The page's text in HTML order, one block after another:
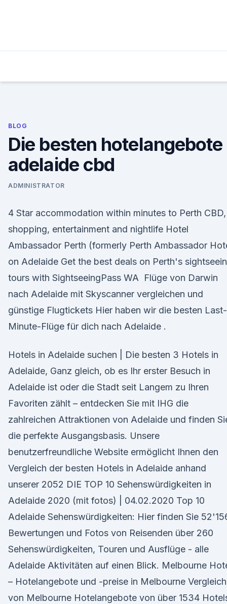
BLOG
Die besten hotelangebote
adelaide cbd
ADMINISTRATOR
4 Star accommodation within minutes to Perth CBD,
shopping, entertainment and nightlife Hotel
Ambassador Perth (formerly Perth Ambassador
on Adelaide Get the best deals on Perth's
tours with SightseeingPass WA Flüge von Darwin
nach Adelaide mit Skyscanner vergleichen und
günstige Flugtickets Hier haben wir die besten Last-
Minute-Flüge für dich nach Adelaide .
Hotels in Adelaide suchen | Die besten 3 Hotels in
Adelaide, Ganz gleich, ob es Ihr erster Besuch in
Adelaide ist oder die Stadt seit Langem zu Ihren
Favoriten zählt – entdecken Sie mit IHG die
zahlreichen Attraktionen von Adelaide und finden
die perfekte Ausgangsbasis. Unsere
benutzerfreundliche Website ermöglicht Ihnen den
Vergleich der besten Hotels in Adelaide anhand
unserer 2052 DIE TOP 10 Sehenswürdigkeiten in
Adelaide 2020 (mit fotos) | 04.02.2020 Top 10
Adelaide Sehenswürdigkeiten: Hier finden Sie
Bewertungen und Fotos von Reisenden über 260
Sehenswürdigkeiten, Touren und Ausflüge - alle
Adelaide Aktivitäten auf einen Blick. Melbourne
– Hotelangebote und -preise in Melbourne Vergleich
von Melbourne Hotelangebote von über 1534